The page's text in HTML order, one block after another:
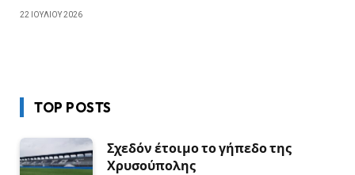
22 ΙΟΥΛΊΟΥ 2026
TOP POSTS
Σχεδόν έτοιμο το γήπεδο της
Χρυσούπολης